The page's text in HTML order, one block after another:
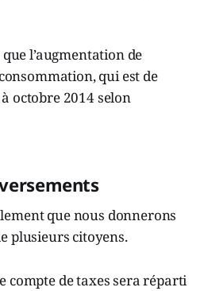
l’augmentation de
qui est de
octobre 2014 selon
que nous donnerons
plusieurs citoyens.
compte de taxes sera réparti